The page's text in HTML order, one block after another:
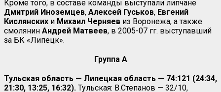
Кроме того, в составе команды выступали липчане
Дмитрий Иноземцев, Алексей Гуськов, Евгений
Кислянских и Михаил Черняев из Воронежа, а также
смолянин Андрей Матвеев, в 2005-07 гг. выступавший
за БК «Липецк».
Группа А
Тульская область — Липецкая область — 74:121 (24:34,
21:30, 13:25, 16:32). Тульская: В.Степанов — 32/10,